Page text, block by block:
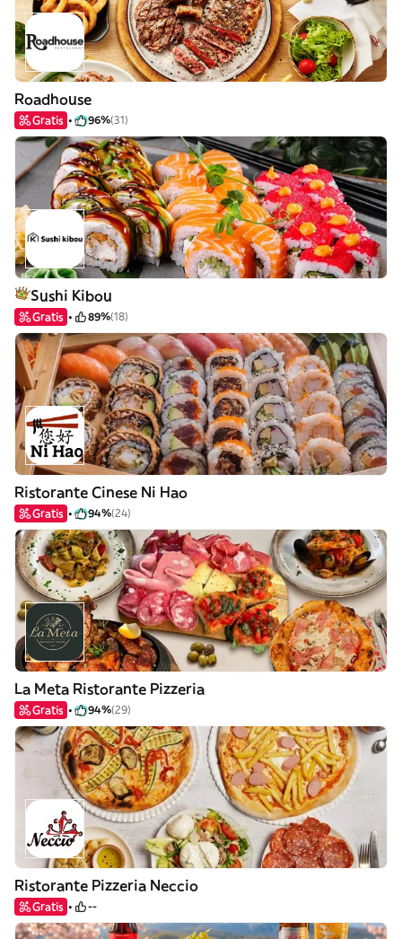
Roadhouse
Gratis 96%(31)
Sushi Kibou
Gratis 89%(18)
Ristorante Cinese Ni Hao
Gratis 94%(24)
La Meta Ristorante Pizzeria
Gratis 94%(29)
Ristorante Pizzeria Neccio
Gratis --